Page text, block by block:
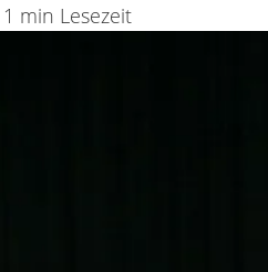
1 min Lesezeit